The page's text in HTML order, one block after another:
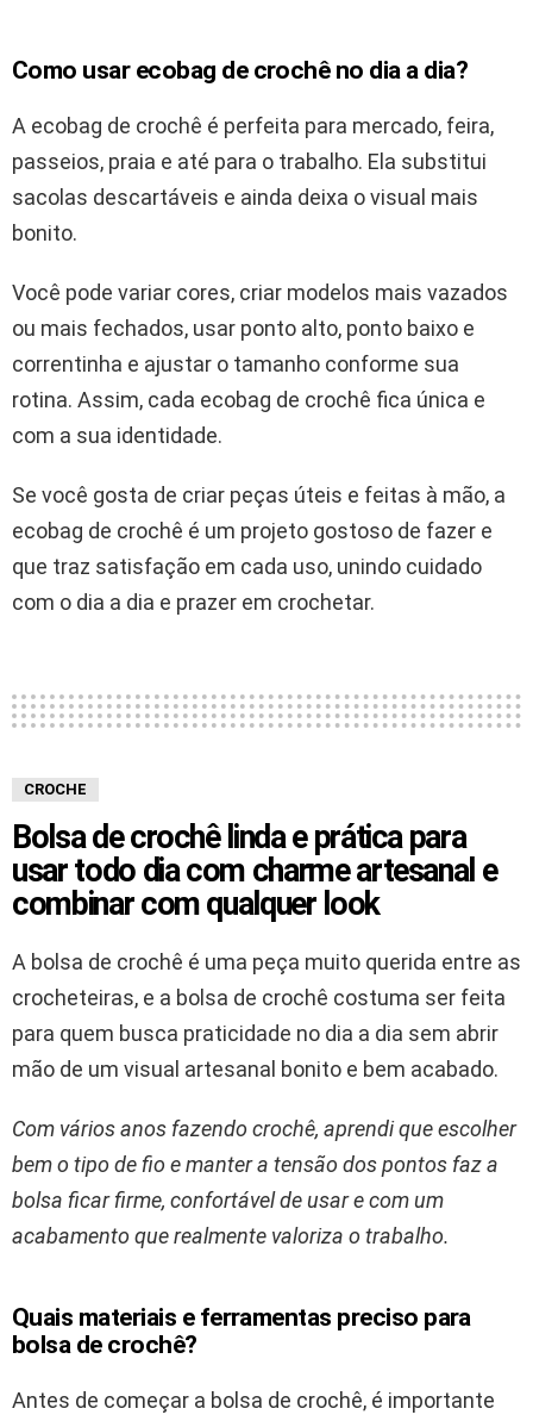
Como usar ecobag de crochê no dia a dia?
A ecobag de crochê é perfeita para mercado, feira,
passeios, praia e até para o trabalho. Ela substitui
sacolas descartáveis e ainda deixa o visual mais
bonito.
Você pode variar cores, criar modelos mais vazados
ou mais fechados, usar ponto alto, ponto baixo e
correntinha e ajustar o tamanho conforme sua
rotina. Assim, cada ecobag de crochê fica única e
com a sua identidade.
Se você gosta de criar peças úteis e feitas à mão, a
ecobag de crochê é um projeto gostoso de fazer e
que traz satisfação em cada uso, unindo cuidado
com o dia a dia e prazer em crochetar.
CROCHE
Bolsa de crochê linda e prática para
usar todo dia com charme artesanal e
combinar com qualquer look
A bolsa de crochê é uma peça muito querida entre as
crocheteiras, e a bolsa de crochê costuma ser feita
para quem busca praticidade no dia a dia sem abrir
mão de um visual artesanal bonito e bem acabado.
Com vários anos fazendo crochê, aprendi que escolher
bem o tipo de fio e manter a tensão dos pontos faz a
bolsa ficar firme, confortável de usar e com um
acabamento que realmente valoriza o trabalho.
Quais materiais e ferramentas preciso para
bolsa de crochê?
Antes de começar a bolsa de crochê, é importante